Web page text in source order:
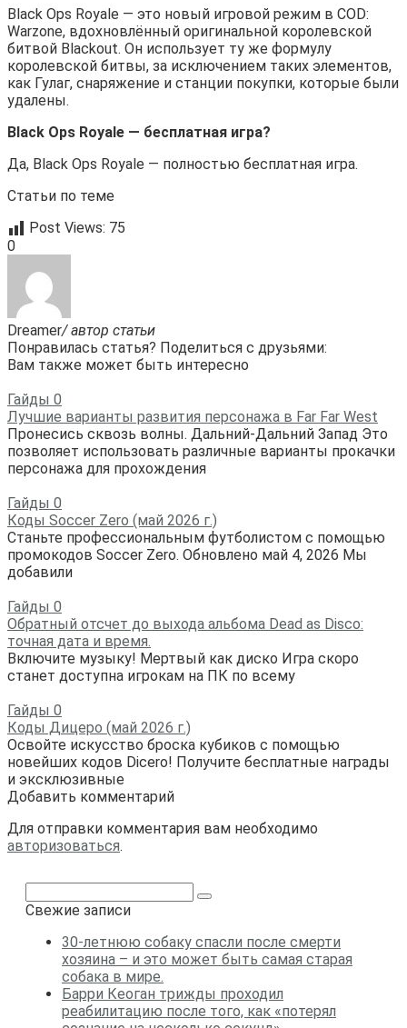
Black Ops Royale — это новый игровой режим в COD:
Warzone, вдохновлённый оригинальной королевской
битвой Blackout. Он использует ту же формулу
королевской битвы, за исключением таких элементов,
как Гулаг, снаряжение и станции покупки, которые были
удалены.
Black Ops Royale — бесплатная игра?
Да, Black Ops Royale — полностью бесплатная игра.
Статьи по теме
Post Views: 75
0
Dreamer/ автор статьи
Понравилась статья? Поделиться с друзьями:
Вам также может быть интересно
Гайды 0
Лучшие варианты развития персонажа в Far Far West
Пронесись сквозь волны. Дальний-Дальний Запад Это
позволяет использовать различные варианты прокачки
персонажа для прохождения
Гайды 0
Коды Soccer Zero (май 2026 г.)
Станьте профессиональным футболистом с помощью
промокодов Soccer Zero. Обновлено май 4, 2026 Мы
добавили
Гайды 0
Обратный отсчет до выхода альбома Dead as Disco:
точная дата и время.
Включите музыку! Мертвый как диско Игра скоро
станет доступна игрокам на ПК по всему
Гайды 0
Коды Дицеро (май 2026 г.)
Освойте искусство броска кубиков с помощью
новейших кодов Dicero! Получите бесплатные награды
и эксклюзивные
Добавить комментарий
Для отправки комментария вам необходимо
авторизоваться.
Свежие записи
30-летнюю собаку спасли после смерти
хозяина – и это может быть самая старая
собака в мире.
Барри Кеоган трижды проходил
реабилитацию после того, как «потерял